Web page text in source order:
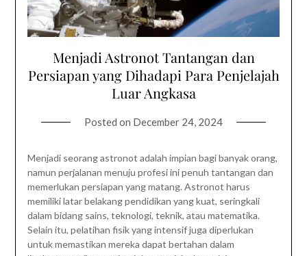
Menjadi Astronot Tantangan dan
Persiapan yang Dihadapi Para Penjelajah
Luar Angkasa
Posted on December 24, 2024
Menjadi seorang astronot adalah impian bagi banyak orang,
namun perjalanan menuju profesi ini penuh tantangan dan
memerlukan persiapan yang matang. Astronot harus
memiliki latar belakang pendidikan yang kuat, seringkali
dalam bidang sains, teknologi, teknik, atau matematika.
Selain itu, pelatihan fisik yang intensif juga diperlukan
untuk memastikan mereka dapat bertahan dalam